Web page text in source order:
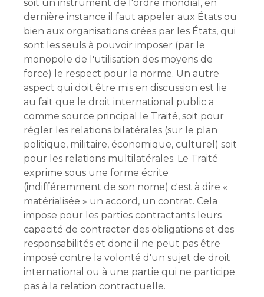
soit un instrument de l'ordre mondial, en
dernière instance il faut appeler aux États ou
bien aux organisations crées par les États, qui
sont les seuls à pouvoir imposer (par le
monopole de l'utilisation des moyens de
force) le respect pour la norme. Un autre
aspect qui doit être mis en discussion est lie
au fait que le droit international public a
comme source principal le Traité, soit pour
régler les relations bilatérales (sur le plan
politique, militaire, économique, culturel) soit
pour les relations multilatérales. Le Traité
exprime sous une forme écrite
(indifféremment de son nome) c'est à dire «
matérialisée » un accord, un contrat. Cela
impose pour les parties contractants leurs
capacité de contracter des obligations et des
responsabilités et donc il ne peut pas être
imposé contre la volonté d'un sujet de droit
international ou à une partie qui ne participe
pas à la relation contractuelle.